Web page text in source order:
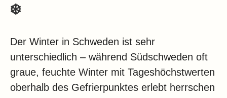
❄️
Der Winter in Schweden ist sehr
unterschiedlich – während Südschweden oft
graue, feuchte Winter mit Tageshöchstwerten
oberhalb des Gefrierpunktes erlebt herrschen